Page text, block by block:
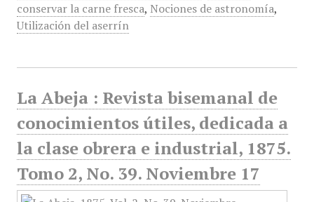
conservar la carne fresca, Nociones de astronomía,
Utilización del aserrín
La Abeja : Revista bisemanal de
conocimientos útiles, dedicada a
la clase obrera e industrial, 1875.
Tomo 2, No. 39. Noviembre 17